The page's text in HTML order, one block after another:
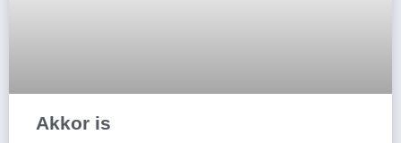
Akkor is